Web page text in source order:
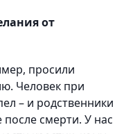
от
просили
Человек при
– и родственники
смерти. У нас